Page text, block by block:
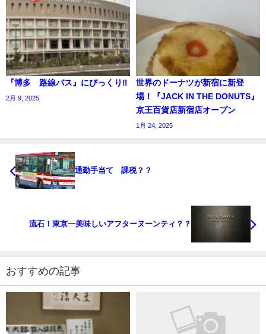
『博多 路線バス』にびっくり‼️
2月 9, 2025
世界のドーナツが新宿に新登
場！『JACK IN THE DONUTS』
京王百貨店新宿店オープン
1月 24, 2025
通勤手当て 課税？？
流石！東京一美味しいアフターヌーンティ？？
おすすめの記事